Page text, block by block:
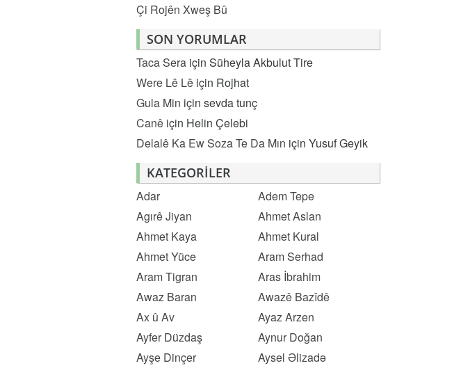
Çi Rojên Xweş Bû
SON YORUMLAR
Taca Sera için Süheyla Akbulut Tire
Were Lê Lê için Rojhat
Gula Min için sevda tunç
Canê için Helin Çelebi
Delalê Ka Ew Soza Te Da Mın için Yusuf Geyik
KATEGORILER
Adar
Adem Tepe
Agırê Jiyan
Ahmet Aslan
Ahmet Kaya
Ahmet Kural
Ahmet Yüce
Aram Serhad
Aram Tigran
Aras İbrahim
Awaz Baran
Awazê Bazîdê
Ax û Av
Ayaz Arzen
Ayfer Düzdaş
Aynur Doğan
Ayşe Dinçer
Aysel Əlizadə